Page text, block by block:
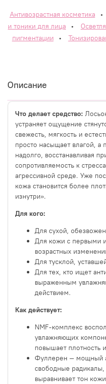
Антивозрастная косметика •
и тоники для лица
•
пигментации
•
Описание
Что делает средство:
устраняет ощущение
свежесть, мягкость и
просто насыщает влагой, а
надолго, восстанавливая
сопротивляемость к
агрессивной среде. Уже
кожа становится более
изнутри».
Для кого:
Для сухой,
Для кожи с первыми
возрастных
Для тусклой,
Для тех, кто ищет
выраженным
действием.
Как действует:
NMF-комплекс
увлажняющих
повышает плотность
Фуллерен — мощный
свободные
выравнивает тон